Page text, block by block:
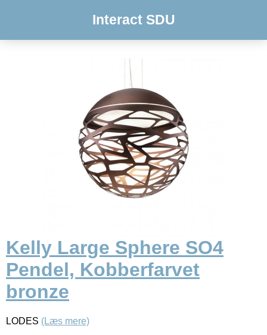
Interact SDU
Kelly Large Sphere SO4
Pendel, Kobberfarvet
bronze
LODES (Læs mere)